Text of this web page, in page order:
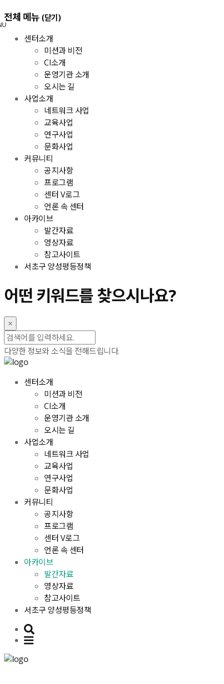
메
뉴
전체 메뉴 (닫기)
센터소개
미션과 비전
CI소개
운영기관 소개
오시는 길
사업소개
네트워크 사업
교육사업
연구사업
문화사업
커뮤니티
공지사항
프로그램
센터 V로그
언론 속 센터
아카이브
발간자료
영상자료
참고사이트
서초구 양성평등정책
어떤 키워드를 찾으시나요?
×
다양한 정보와 소식을 전해드립니다.
센터소개
미션과 비전
CI소개
운영기관 소개
오시는 길
사업소개
네트워크 사업
교육사업
연구사업
문화사업
커뮤니티
공지사항
프로그램
센터 V로그
언론 속 센터
아카이브
발간자료
영상자료
참고사이트
서초구 양성평등정책